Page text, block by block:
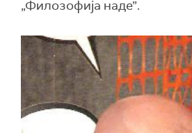
„Филозофија наде”.